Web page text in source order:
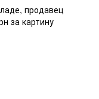
продавец
за картину